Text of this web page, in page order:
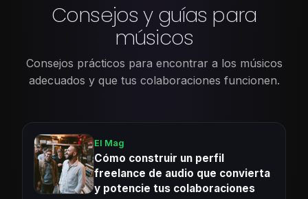
Consejos y guías para
músicos
Consejos prácticos para encontrar a los músicos
adecuados y que tus colaboraciones funcionen.
El Mag
Cómo construir un perfil
freelance de audio que convierta
y potencie tus colaboraciones